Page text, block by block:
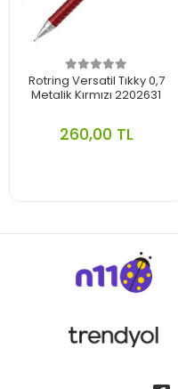
Rotring Versatil Tıkky 0,7
Metalik Kırmızı 2202631
260,00 TL